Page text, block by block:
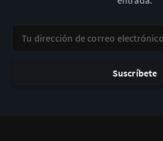
Suscríbete